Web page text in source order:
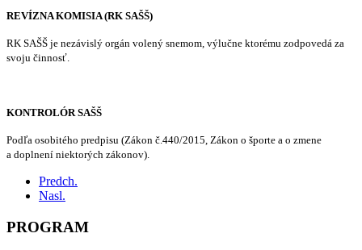
REVÍZNA KOMISIA (RK SAŠŠ)
RK SAŠŠ je nezávislý orgán volený snemom, výlučne ktorému zodpovedá za
svoju činnosť.
KONTROLÓR SAŠŠ
Podľa osobitého predpisu (Zákon č.440/2015, Zákon o športe a o zmene
a doplnení niektorých zákonov).
Predch.
Nasl.
PROGRAM